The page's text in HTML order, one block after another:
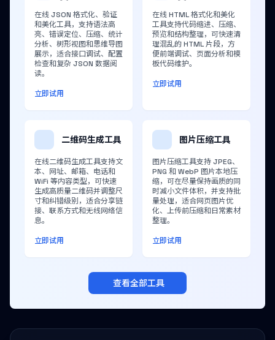
在线 JSON 格式化、验证
和美化工具，支持语法高
亮、错误定位、压缩、统计
分析、树形视图和思维导图
展示，适合接口调试、配置
检查和复杂 JSON 数据阅
读。
立即试用
在线 HTML 格式化和美化
工具支持代码缩进、压缩、
预览和结构整理，可快速清
理混乱的 HTML 片段，方
便前端调试、页面分析和模
板代码维护。
立即试用
二维码生成工具
在线二维码生成工具支持文
本、网址、邮箱、电话和
WiFi 等内容类型，可快速
生成高质量二维码并调整尺
寸和纠错级别，适合分享链
接、联系方式和无线网络信
息。
立即试用
图片压缩工具
图片压缩工具支持 JPEG、
PNG 和 WebP 图片本地压
缩，可在尽量保持画质的同
时减小文件体积，并支持批
量处理，适合网页图片优
化、上传前压缩和日常素材
整理。
立即试用
查看全部工具